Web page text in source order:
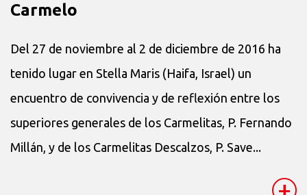
Carmelo
Del 27 de noviembre al 2 de diciembre de 2016 ha
tenido lugar en Stella Maris (Haifa, Israel) un
encuentro de convivencia y de reflexión entre los
superiores generales de los Carmelitas, P. Fernando
Millán, y de los Carmelitas Descalzos, P. Save...
+